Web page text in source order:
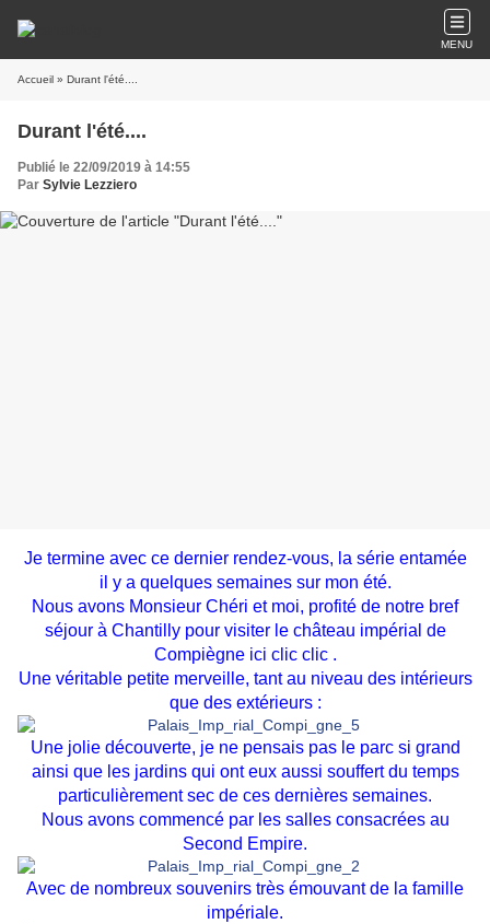
MENU
Accueil » Durant l'été....
Durant l'été....
Publié le 22/09/2019 à 14:55
Par Sylvie Lezziero
Je termine avec ce dernier rendez-vous, la série entamée
il y a quelques semaines sur mon été.
Nous avons Monsieur Chéri et moi, profité de notre bref
séjour à Chantilly pour visiter le château impérial de
Compiègne ici clic clic.
Une véritable petite merveille, tant au niveau des intérieurs
que des extérieurs :
Une jolie découverte, je ne pensais pas le parc si grand
ainsi que les jardins qui ont eux aussi souffert du temps
particulièrement sec de ces dernières semaines.
Nous avons commencé par les salles consacrées au
Second Empire.
Avec de nombreux souvenirs très émouvant de la famille
impériale.